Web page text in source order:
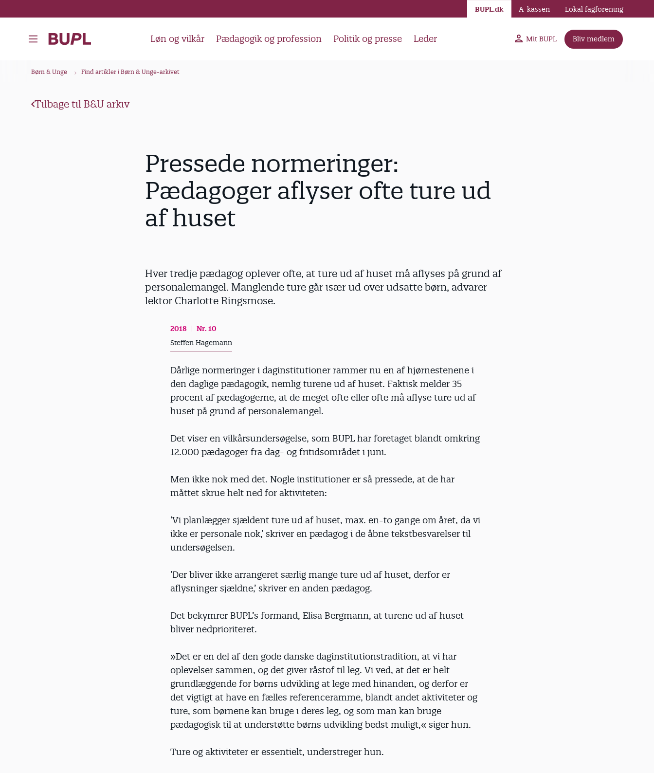
å
Løn og vilkår Pædagogik og profession Politik og presse Leder Mit BUPL Bliv medlem
BUPL.dk A-kassen Lokal fagforening
Børn & Unge Find artikler i Børn & Unge-arkivet
Tilbage til B&U arkiv
Pressede normeringer:
Pædagoger aflyser ofte ture ud
af huset
Hver tredje pædagog oplever ofte, at ture ud af huset må aflyses på grund af
personalemangel. Manglende ture går især ud over udsatte børn, advarer
lektor Charlotte Ringsmose.
2018
Nr. 10
Steffen Hagemann
Dårlige normeringer i daginstitutioner rammer nu en af hjørnestenene i
den daglige pædagogik, nemlig turene ud af huset. Faktisk melder 35
procent af pædagogerne, at de meget ofte eller ofte må aflyse ture ud af
huset på grund af personalemangel.
Det viser en vilkårsunder­søgelse, som BUPL har foretaget blandt omkring
12.000 pædagoger fra dag- og fritidsområdet i juni.
Men ikke nok med det. Nogle institutioner er så pressede, at de har
måttet skrue helt ned for aktiviteten:
’Vi planlægger sjældent ture ud af huset, max. en-to gange om året, da vi
ikke er personale nok,’ skriver en pædagog i de åbne tekstbesvarelser til
undersøgelsen.
’Der bliver ikke arrangeret særlig mange ture ud af huset, derfor er
aflysninger sjældne,’ skriver en anden pædagog.
Det bekymrer BUPL’s formand, Elisa Bergmann, at turene ud af huset
bliver nedprioriteret.
»Det er en del af den gode danske daginstitutionstradition, at vi har
oplevelser sammen, og det giver råstof til leg. Vi ved, at det er helt
grundlæggende for børns udvikling at lege med hinanden, og derfor er
det vigtigt at have en fælles referenceramme, blandt andet aktiviteter og
ture, som børnene kan bruge i deres leg, og som man kan bruge
pædagogisk til at understøtte børns udvikling bedst muligt,« siger hun.
Ture og aktiviteter er essentielt, understreger hun.